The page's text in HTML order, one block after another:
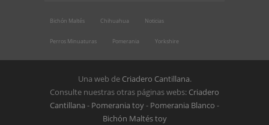
Bichón Maltés Chihuahua Noticias
Perros Minuaturas Pomerania Yorkshire
Una web de Criadero Cantillana.
Consulte nuestras otras páginas webs: Criadero
Cantillana - Pomerania toy- Pomerania Blanco -
Bichón Maltés toy